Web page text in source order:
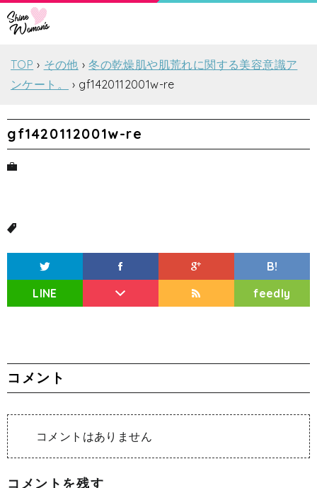
TOP その他
冬の乾燥肌や肌荒れに関する美容意識ア
ンケート。
gf1420112001w-re
gf1420112001w-re
B!
LINE
feedly
コメント
コメントはありません
コメントを残す